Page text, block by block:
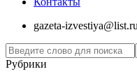
gazeta-izvestiya@list.ru
Рубрики